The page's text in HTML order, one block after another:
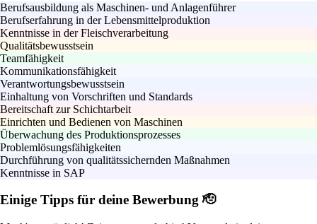
Berufsausbildung als Maschinen- und Anlagenführer
Berufserfahrung in der Lebensmittelproduktion
Kenntnisse in der Fleischverarbeitung
Qualitätsbewusstsein
Teamfähigkeit
Kommunikationsfähigkeit
Verantwortungsbewusstsein
Einhaltung von Vorschriften und Standards
Bereitschaft zur Schichtarbeit
Einrichten und Bedienen von Maschinen
Überwachung des Produktionsprozesses
Problemlösungsfähigkeiten
Durchführung von qualitätssichernden Maßnahmen
Kenntnisse in SAP
Einige Tipps für deine Bewerbung 🫡